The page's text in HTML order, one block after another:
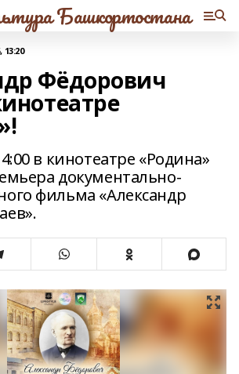
Башкортостана
13:20
Фёдорович
в кинотеатре «Родина»
документально-
фильма «Александр